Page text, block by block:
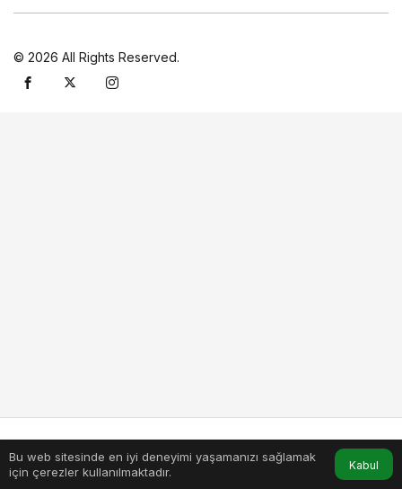
Bu web sitesinde en iyi deneyimi yaşamanızı sağlamak
için çerezler kullanılmaktadır.
Kabul
© 2026 All Rights Reserved.
Anasayfa Akış Hesabım